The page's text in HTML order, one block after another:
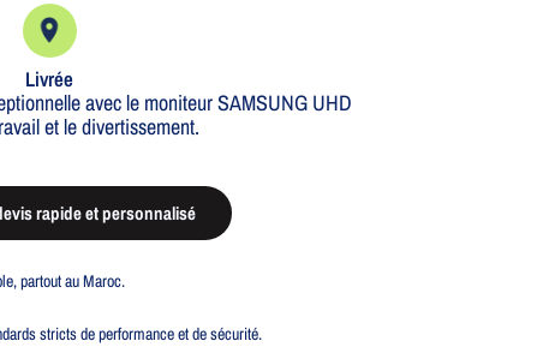
Livrée
avec le moniteur SAMSUNG UHD
et le divertissement.
rapide et personnalisé
partout au Maroc.
stricts de performance et de sécurité.